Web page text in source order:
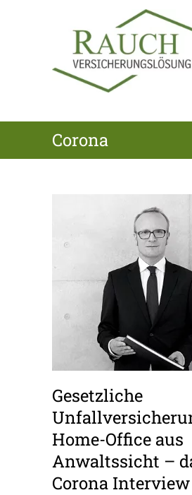
RAUCH
Corona
Gesetzliche
Home-Office aus
Anwaltssicht –
Corona